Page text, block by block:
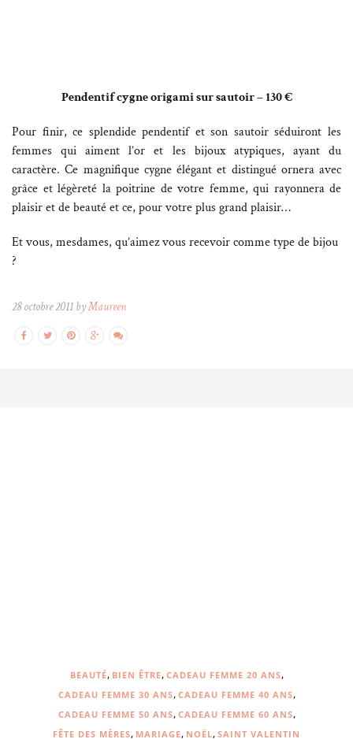
Pendentif cygne origami sur sautoir – 130 €
Pour finir, ce splendide pendentif et son sautoir séduiront les
femmes qui aiment l’or et les bijoux atypiques, ayant du
caractère. Ce magnifique cygne élégant et distingué ornera avec
grâce et légèreté la poitrine de votre femme, qui rayonnera de
plaisir et de beauté et ce, pour votre plus grand plaisir…
Et vous, mesdames, qu’aimez vous recevoir comme type de bijou
?
28 octobre 2011 byMaureen
BEAUTÉ, BIEN ÊTRE, CADEAU FEMME 20 ANS,
CADEAU FEMME 30 ANS, CADEAU FEMME 40 ANS,
CADEAU FEMME 50 ANS, CADEAU FEMME 60 ANS,
FÊTE DES MÈRES, MARIAGE, NOËL, SAINT VALENTIN